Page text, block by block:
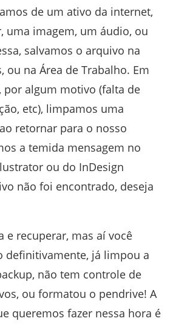
de um ativo da internet,
uma imagem, um áudio, ou
salvamos o arquivo na
ou na Área de Trabalho. Em
algum motivo (falta de
etc), limpamos uma
retornar para o nosso
a temida mensagem no
ou do InDesign
não foi encontrado, deseja
e recuperar, mas aí você
definitivamente, já limpou a
não tem controle de
ou formatou o pendrive! A
queremos fazer nessa hora é